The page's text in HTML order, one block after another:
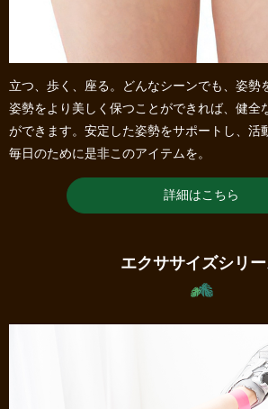
立つ、歩く、座る。どんなシーンでも、姿勢
姿勢をより美しく保つことができれば、健全
ができます。安定した姿勢をサポートし、活
毎日のために是非このアイテムを。
詳細はこちら
エクササイズシリ